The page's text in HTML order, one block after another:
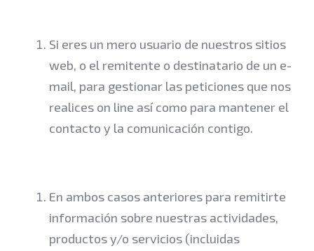
Si eres un mero usuario de nuestros sitios
web, o el remitente o destinatario de un e-
mail, para gestionar las peticiones que nos
realices on line así como para mantener el
contacto y la comunicación contigo.
En ambos casos anteriores para remitirte
información sobre nuestras actividades,
productos y/o servicios (incluidas